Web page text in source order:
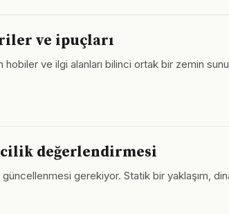
ve ipuçları
ve ilgi alanları bilinci ortak bir zemin
değerlendirmesi
gerekiyor. Statik bir yaklaşım,